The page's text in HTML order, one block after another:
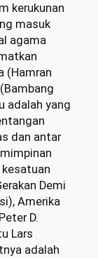
kerukunan
masuk
agama
(Hamran
adalah yang
dan antar
Demi
Amerika
D.
Lars
adalah